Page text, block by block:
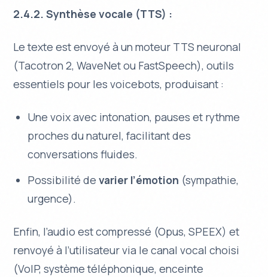
2.4.2. Synthèse vocale (TTS) :
Le texte est envoyé à un moteur TTS neuronal
(Tacotron 2, WaveNet ou FastSpeech), outils
essentiels pour les voicebots, produisant :
Une voix avec intonation, pauses et rythme
proches du naturel, facilitant des
conversations fluides.
Possibilité devarier l’émotion (sympathie,
urgence).
Enfin, l’audio est compressé (Opus, SPEEX) et
renvoyé à l’utilisateur via le canal vocal choisi
(VoIP, système téléphonique, enceinte